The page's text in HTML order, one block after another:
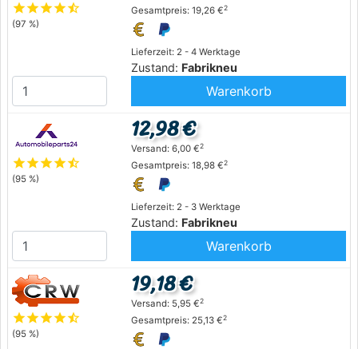
starstarstarstarstar_half
(97 %)
Lieferzeit: 2 - 4 Werktage
Zustand: Fabrikneu
Gesamtpreis: 19,26 €2
Warenkorb
starstarstarstarstar_half
(95 %)
Lieferzeit: 2 - 3 Werktage
Zustand: Fabrikneu
12,98 €
Versand: 6,00 €2
Gesamtpreis: 18,98 €2
Warenkorb
starstarstarstarstar_half
(95 %)
19,18 €
Versand: 5,95 €2
Gesamtpreis: 25,13 €2